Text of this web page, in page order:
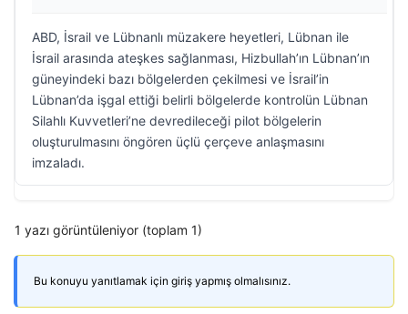
ABD, İsrail ve Lübnanlı müzakere heyetleri, Lübnan ile
İsrail arasında ateşkes sağlanması, Hizbullah’ın Lübnan’ın
güneyindeki bazı bölgelerden çekilmesi ve İsrail’in
Lübnan’da işgal ettiği belirli bölgelerde kontrolün Lübnan
Silahlı Kuvvetleri’ne devredileceği pilot bölgelerin
oluşturulmasını öngören üçlü çerçeve anlaşmasını
imzaladı.
1 yazı görüntüleniyor (toplam 1)
Bu konuyu yanıtlamak için giriş yapmış olmalısınız.